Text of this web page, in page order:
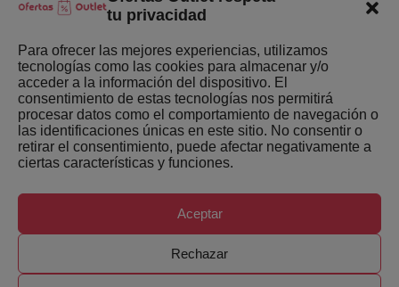
tu privacidad
Para ofrecer las mejores experiencias, utilizamos
tecnologías como las cookies para almacenar y/o
acceder a la información del dispositivo. El
consentimiento de estas tecnologías nos permitirá
procesar datos como el comportamiento de navegación o
las identificaciones únicas en este sitio. No consentir o
retirar el consentimiento, puede afectar negativamente a
ciertas características y funciones.
Aceptar
Rechazar
Últimas Novedades
Mejores ofertas de la semana
Ofertas-Outlet.com. Todos los derechos